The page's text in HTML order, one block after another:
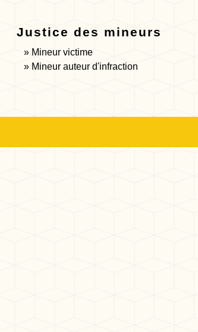
Justice des mineurs
Mineur victime
Mineur auteur d'infraction